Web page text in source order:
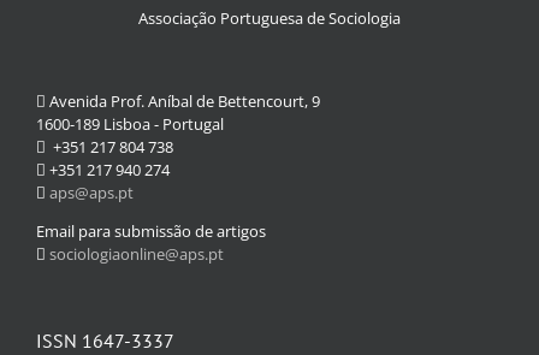
Associação Portuguesa de Sociologia
Avenida Prof. Aníbal de Bettencourt, 9
1600-189 Lisboa - Portugal
+351 217 804 738
+351 217 940 274
aps@aps.pt
Email para submissão de artigos
sociologiaonline@aps.pt
ISSN 1647-3337